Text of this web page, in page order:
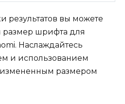
результатов вы можете
шрифта для
Наслаждайтесь
и использованием
измененным размером